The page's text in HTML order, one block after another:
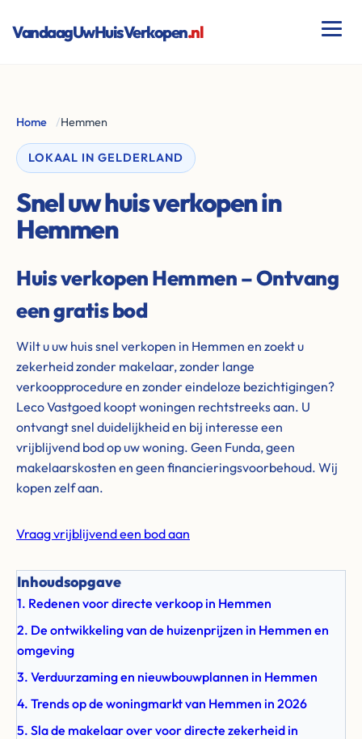
VandaagUwHuisVerkopen.nl
Home /Hemmen
LOKAAL IN GELDERLAND
Snel uw huis verkopen in
Hemmen
Huis verkopen Hemmen – Ontvang
een gratis bod
Wilt u uw huis snel verkopen in Hemmen en zoekt u
zekerheid zonder makelaar, zonder lange
verkoopprocedure en zonder eindeloze bezichtigingen?
Leco Vastgoed koopt woningen rechtstreeks aan. U
ontvangt snel duidelijkheid en bij interesse een
vrijblijvend bod op uw woning. Geen Funda, geen
makelaarskosten en geen financieringsvoorbehoud. Wij
kopen zelf aan.
Vraag vrijblijvend een bod aan
Inhoudsopgave
1. Redenen voor directe verkoop in Hemmen
2. De ontwikkeling van de huizenprijzen in Hemmen en
omgeving
3. Verduurzaming en nieuwbouwplannen in Hemmen
4. Trends op de woningmarkt van Hemmen in 2026
5. Sla de makelaar over voor directe zekerheid in